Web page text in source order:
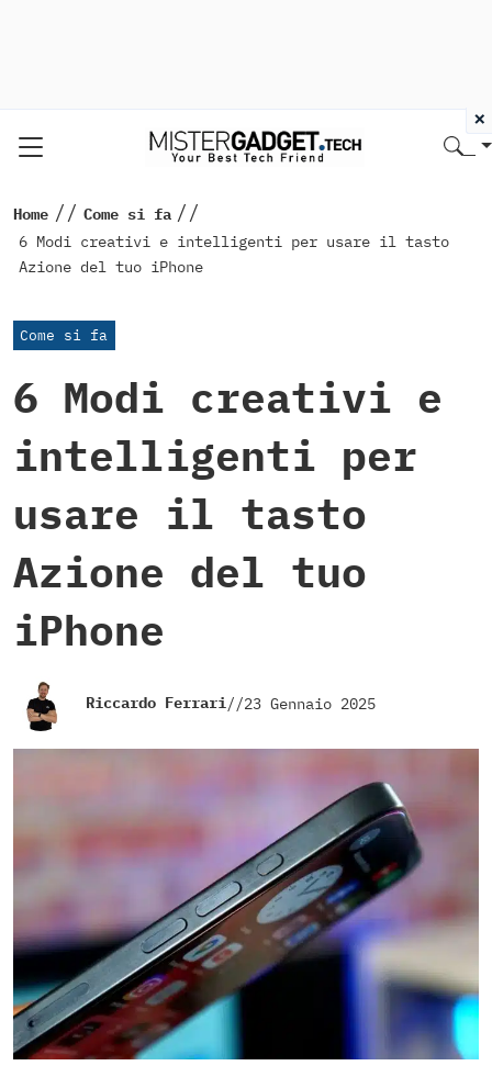
Home // Come si fa //
6 Modi creativi e intelligenti per usare il tasto
Azione del tuo iPhone
Come si fa
6 Modi creativi e
intelligenti per
usare il tasto
Azione del tuo
iPhone
Riccardo Ferrari//23 Gennaio 2025
×